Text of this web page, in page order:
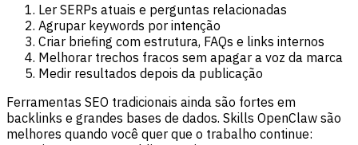
Ler SERPs atuais e perguntas relacionadas
Agrupar keywords por intenção
Criar briefing com estrutura, FAQs e links internos
Melhorar trechos fracos sem apagar a voz da marca
Medir resultados depois da publicação
Ferramentas SEO tradicionais ainda são fortes em
backlinks e grandes bases de dados. Skills OpenClaw são
melhores quando você quer que o trabalho continue: